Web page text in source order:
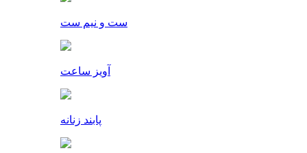
ست و نیم ست
آویز ساعت
پابند زنانه